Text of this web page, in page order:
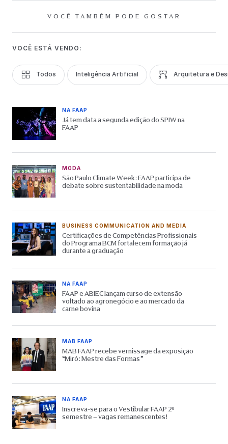
VOCÊ TAMBÉM PODE GOSTAR
VOCÊ ESTÁ VENDO:
Todos Inteligência Artificial Arquitetura e
NA FAAP
Já tem data a segunda edição do SPIW na
FAAP
MODA
São Paulo Climate Week: FAAP participa de
debate sobre sustentabilidade na moda
BUSINESS COMMUNICATION AND MEDIA
Certificações de Competências Profissionais
do Programa BCM fortalecem formação já
durante a graduação
NA FAAP
FAAP e ABIEC lançam curso de extensão
voltado ao agronegócio e ao mercado da
carne bovina
MAB FAAP
MAB FAAP recebe vernissage da exposição
“Miró: Mestre das Formas”
NA FAAP
Inscreva-se para o Vestibular FAAP 2º
semestre – vagas remanescentes!